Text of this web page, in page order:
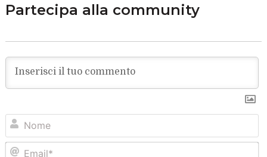
Partecipa alla community